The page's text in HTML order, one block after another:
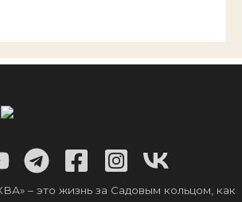
– это жизнь за Садовым кольцом, как